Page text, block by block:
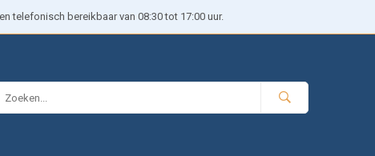
telefonisch bereikbaar van 08:30 tot 17:00 uur.